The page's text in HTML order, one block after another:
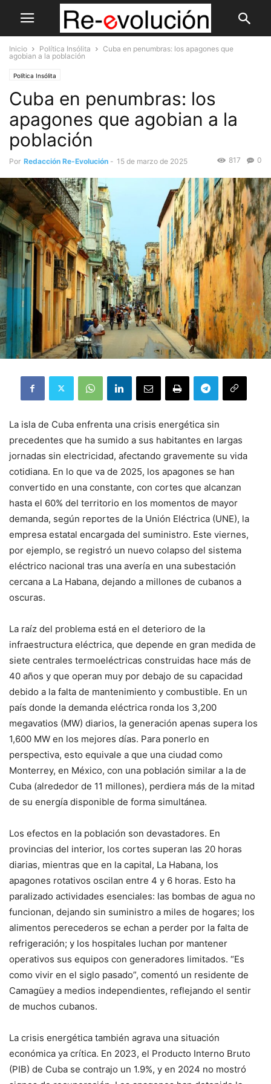
Inicio Política Insólita
Cuba en penumbras: los apagones que
agobian a la población
Política Insólita
Cuba en penumbras: los
apagones que agobian a la
población
Por Redacción Re-Evolución - 15 de marzo de 2025 0
817
La isla de Cuba enfrenta una crisis energética sin
precedentes que ha sumido a sus habitantes en largas
jornadas sin electricidad, afectando gravemente su vida
cotidiana. En lo que va de 2025, los apagones se han
convertido en una constante, con cortes que alcanzan
hasta el 60% del territorio en los momentos de mayor
demanda, según reportes de la Unión Eléctrica (UNE), la
empresa estatal encargada del suministro. Este viernes,
por ejemplo, se registró un nuevo colapso del sistema
eléctrico nacional tras una avería en una subestación
cercana a La Habana, dejando a millones de cubanos a
oscuras.
La raíz del problema está en el deterioro de la
infraestructura eléctrica, que depende en gran medida de
siete centrales termoeléctricas construidas hace más de
40 años y que operan muy por debajo de su capacidad
debido a la falta de mantenimiento y combustible. En un
país donde la demanda eléctrica ronda los 3,200
megavatios (MW) diarios, la generación apenas supera los
1,600 MW en los mejores días. Para ponerlo en
perspectiva, esto equivale a que una ciudad como
Monterrey, en México, con una población similar a la de
Cuba (alrededor de 11 millones), perdiera más de la mitad
de su energía disponible de forma simultánea.
Los efectos en la población son devastadores. En
provincias del interior, los cortes superan las 20 horas
diarias, mientras que en la capital, La Habana, los
apagones rotativos oscilan entre 4 y 6 horas. Esto ha
paralizado actividades esenciales: las bombas de agua no
funcionan, dejando sin suministro a miles de hogares; los
alimentos perecederos se echan a perder por la falta de
refrigeración; y los hospitales luchan por mantener
operativos sus equipos con generadores limitados. “Es
como vivir en el siglo pasado”, comentó un residente de
Camagüey a medios independientes, reflejando el sentir
de muchos cubanos.
La crisis energética también agrava una situación
económica ya crítica. En 2023, el Producto Interno Bruto
(PIB) de Cuba se contrajo un 1.9%, y en 2024 no mostró